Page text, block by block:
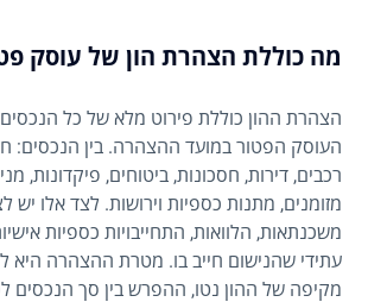
מה כוללת הצהרת הון של עוסק
הצהרת ההון כוללת פירוט מלא של כל הנכסים
העוסק הפטור במועד ההצהרה. בין הנכסים:
רכבים, דירות, חסכונות, ביטוחים, פיקדונות,
מזומנים, מתנות כספיות וירושות. לצד אלו יש
משכנתאות, הלוואות, התחייבויות כספיות
עתידי שהנישום חייב בו. מטרת ההצהרה היא
מקיפה של ההון נטו, ההפרש בין סך הנכסים